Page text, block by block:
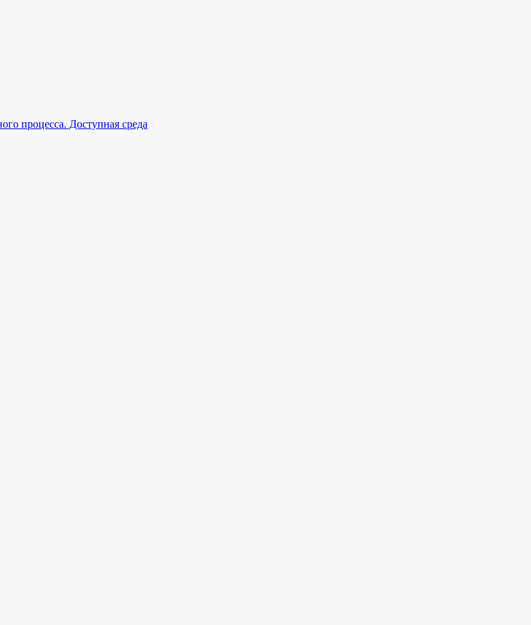
процесса. Доступная среда